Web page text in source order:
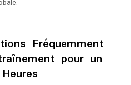
Fréquemment
pour un